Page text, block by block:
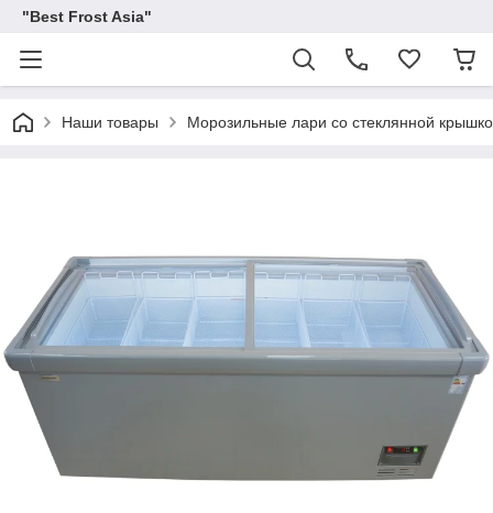
"Best Frost Asia"
Наши товары Морозильные лари со стеклянной